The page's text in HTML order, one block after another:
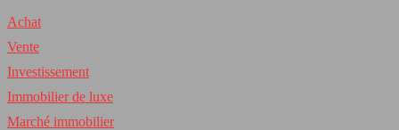
Achat
Vente
Investissement
Immobilier de luxe
Marché immobilier